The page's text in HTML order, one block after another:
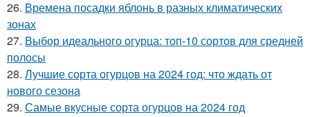
26. Времена посадки яблонь в разных климатических
зонах
27. Выбор идеального огурца: топ-10 сортов для средней
полосы
28. Лучшие сорта огурцов на 2024 год: что ждать от
нового сезона
29. Самые вкусные сорта огурцов на 2024 год